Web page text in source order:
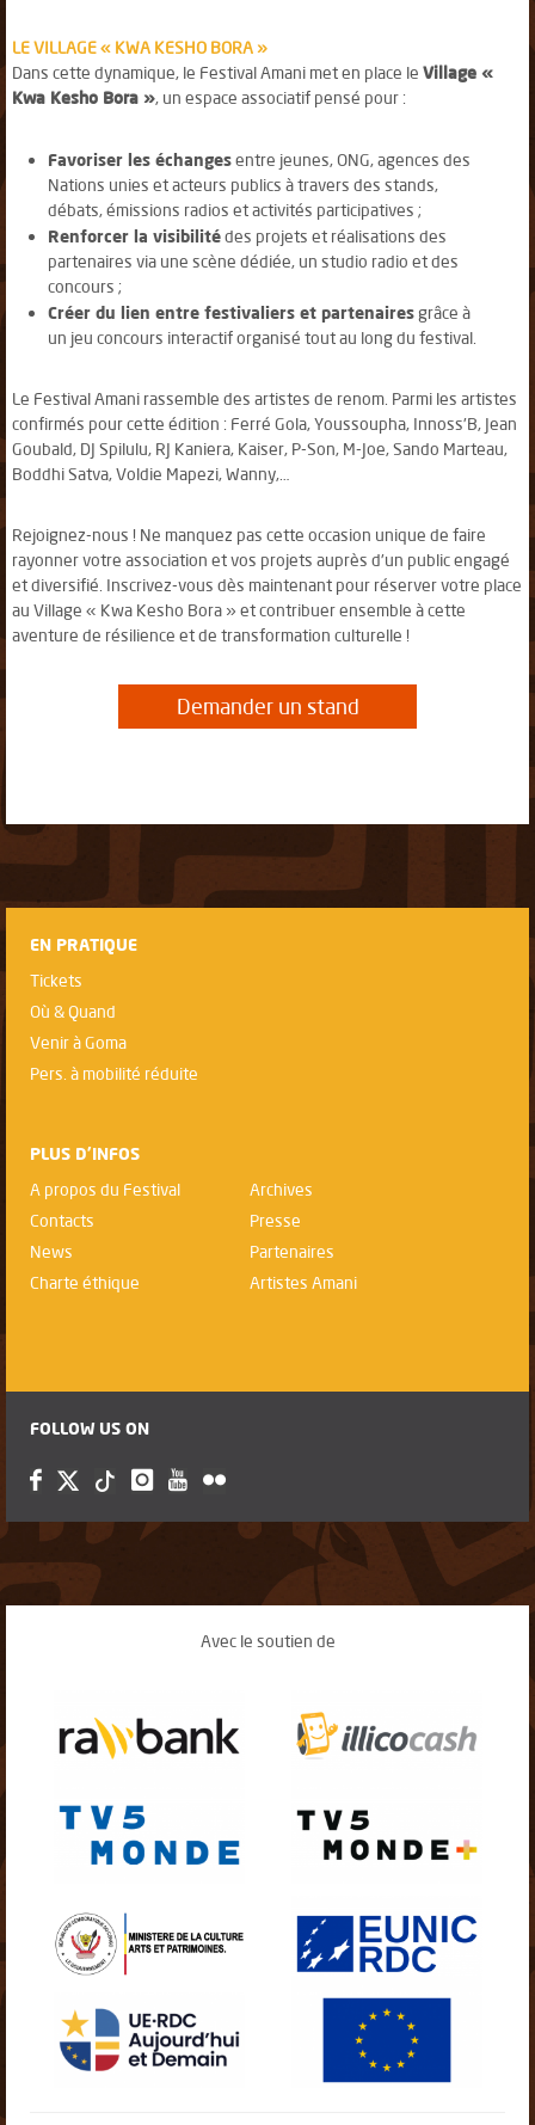
LE VILLAGE « KWA KESHO BORA »
Dans cette dynamique, le Festival Amani met en place le Village «
Kwa Kesho Bora », un espace associatif pensé pour :
Favoriser les échangesentre jeunes, ONG, agences des
Nations unies et acteurs publics à travers des stands,
débats, émissions radios et activités participatives ;
Renforcer la visibilitédes projets et réalisations des
partenaires via une scène dédiée, un studio radio et des
concours ;
Créer du lien entre festivaliers et partenairesgrâce à
un jeu concours interactif organisé tout au long du festival.
Le Festival Amani rassemble des artistes de renom. Parmi les artistes
confirmés pour cette édition : Ferré Gola, Youssoupha, Innoss'B, Jean
Goubald, DJ Spilulu, RJ Kaniera, Kaiser, P-Son, M-Joe, Sando Marteau,
Boddhi Satva, Voldie Mapezi, Wanny,…
Rejoignez-nous ! Ne manquez pas cette occasion unique de faire
rayonner votre association et vos projets auprès d'un public engagé
et diversifié. Inscrivez-vous dès maintenant pour réserver votre place
au Village « Kwa Kesho Bora » et contribuer ensemble à cette
aventure de résilience et de transformation culturelle !
Demander un stand
EN PRATIQUE
Tickets
Où & Quand
Venir à Goma
Pers. à mobilité réduite
PLUS D'INFOS
A propos du Festival
Contacts
News
Charte éthique
Archives
Presse
Partenaires
Artistes Amani
FOLLOW US ON
Avec le soutien de